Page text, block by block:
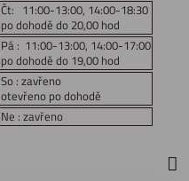
Čt: 11:00-13:00, 14:00-18:30
po dohodě do 20,00 hod
Pá : 11:00-13:00, 14:00-17:00
po dohodě do 19,00 hod
So : zavřeno
otevřeno po dohodě
Ne : zavřeno